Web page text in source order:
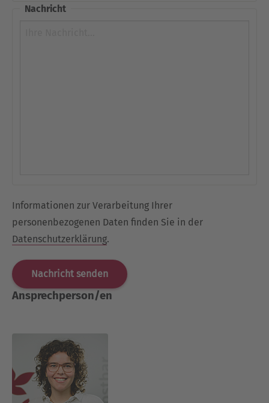
Nachricht
Informationen zur Verarbeitung Ihrer
personenbezogenen Daten finden Sie in der
Datenschutzerklärung.
Ansprechperson/en